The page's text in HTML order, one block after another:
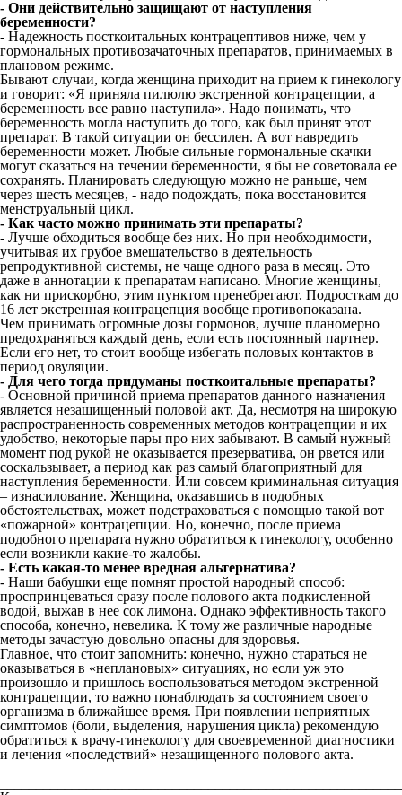
- Они действительно защищают от наступления
беременности?
- Надежность посткоитальных контрацептивов ниже, чем у
гормональных противозачаточных препаратов, принимаемых в
плановом режиме.
Бывают случаи, когда женщина приходит на прием к гинекологу
и говорит: «Я приняла пилюлю экстренной контрацепции, а
беременность все равно наступила». Надо понимать, что
беременность могла наступить до того, как был принят этот
препарат. В такой ситуации он бессилен. А вот навредить
беременности может. Любые сильные гормональные скачки
могут сказаться на течении беременности, я бы не советовала ее
сохранять. Планировать следующую можно не раньше, чем
через шесть месяцев, - надо подождать, пока восстановится
менструальный цикл.
- Как часто можно принимать эти препараты?
- Лучше обходиться вообще без них. Но при необходимости,
учитывая их грубое вмешательство в деятельность
репродуктивной системы, не чаще одного раза в месяц. Это
даже в аннотации к препаратам написано. Многие женщины,
как ни прискорбно, этим пунктом пренебрегают. Подросткам до
16 лет экстренная контрацепция вообще противопоказана.
Чем принимать огромные дозы гормонов, лучше планомерно
предохраняться каждый день, если есть постоянный партнер.
Если его нет, то стоит вообще избегать половых контактов в
период овуляции.
- Для чего тогда придуманы посткоитальные препараты?
- Основной причиной приема препаратов данного назначения
является незащищенный половой акт. Да, несмотря на широкую
распространенность современных методов контрацепции и их
удобство, некоторые пары про них забывают. В самый нужный
момент под рукой не оказывается презерватива, он рвется или
соскальзывает, а период как раз самый благоприятный для
наступления беременности. Или совсем криминальная ситуация
– изнасилование. Женщина, оказавшись в подобных
обстоятельствах, может подстраховаться с помощью такой вот
«пожарной» контрацепции. Но, конечно, после приема
подобного препарата нужно обратиться к гинекологу, особенно
если возникли какие-то жалобы.
- Есть какая-то менее вредная альтернатива?
- Наши бабушки еще помнят простой народный способ:
проспринцеваться сразу после полового акта подкисленной
водой, выжав в нее сок лимона. Однако эффективность такого
способа, конечно, невелика. К тому же различные народные
методы зачастую довольно опасны для здоровья.
Главное, что стоит запомнить: конечно, нужно стараться не
оказываться в «неплановых» ситуациях, но если уж это
произошло и пришлось воспользоваться методом экстренной
контрацепции, то важно понаблюдать за состоянием своего
организма в ближайшее время. При появлении неприятных
симптомов (боли, выделения, нарушения цикла) рекомендую
обратиться к врачу-гинекологу для своевременной диагностики
и лечения «последствий» незащищенного полового акта.